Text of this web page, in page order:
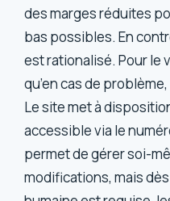
des marges réduites
bas possibles. En
est rationalisé. Pour le
qu’en cas de
Le site met à
accessible via le
permet de gérer soi-
modifications, mais